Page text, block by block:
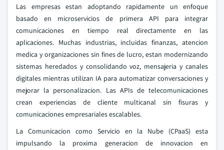
Las empresas estan adoptando rapidamente un enfoque
basado en microservicios de primera API para integrar
comunicaciones en tiempo real directamente en las
aplicaciones. Muchas industrias, incluidas finanzas, atencion
medica y organizaciones sin fines de lucro, estan modernizando
sistemas heredados y consolidando voz, mensajeria y canales
digitales mientras utilizan IA para automatizar conversaciones y
mejorar la personalizacion. Las APIs de telecomunicaciones
crean experiencias de cliente multicanal sin fisuras y
comunicaciones empresariales escalables.
La Comunicacion como Servicio en la Nube (CPaaS) esta
impulsando la proxima generacion de innovacion en